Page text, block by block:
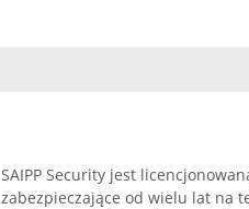
SAIPP Security jest
zabezpieczające od wielu lat na